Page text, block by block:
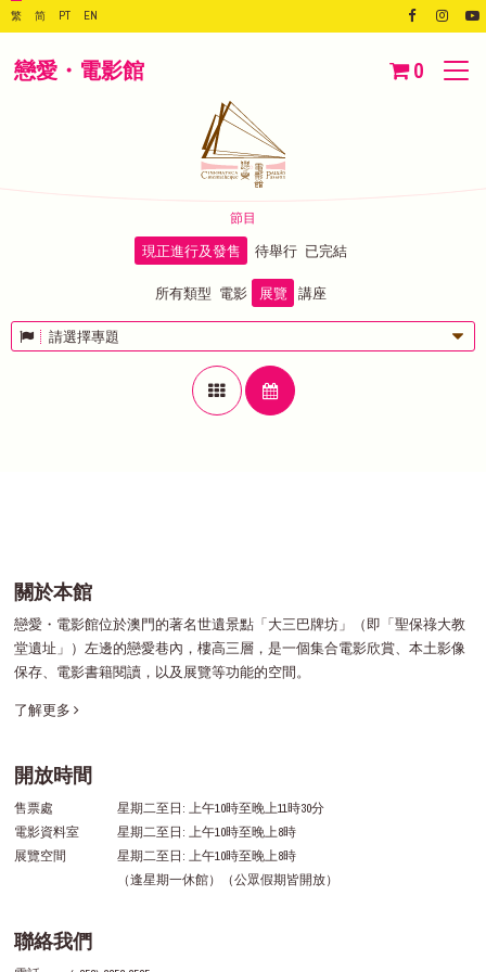
繁 简 PT EN
戀愛・電影館 0
節目
現正進行及發售 待舉行 已完結
所有類型 電影 展覽 講座
請選擇專題
關於本館
戀愛・電影館位於澳門的著名世遺景點「大三巴牌坊」（即「聖保祿大教
堂遺址」）左邊的戀愛巷內，樓高三層，是一個集合電影欣賞、本土影像
保存、電影書籍閱讀，以及展覽等功能的空間。
了解更多
開放時間
售票處
星期二至日: 上午10時至晚上11時30分
電影資料室
星期二至日: 上午10時至晚上8時
展覽空間
星期二至日: 上午10時至晚上8時
（逢星期一休館）（公眾假期皆開放）
聯絡我們